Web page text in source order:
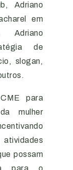
Adriano
em
Adriano
de
slogan,
para
mulher
possam
para o